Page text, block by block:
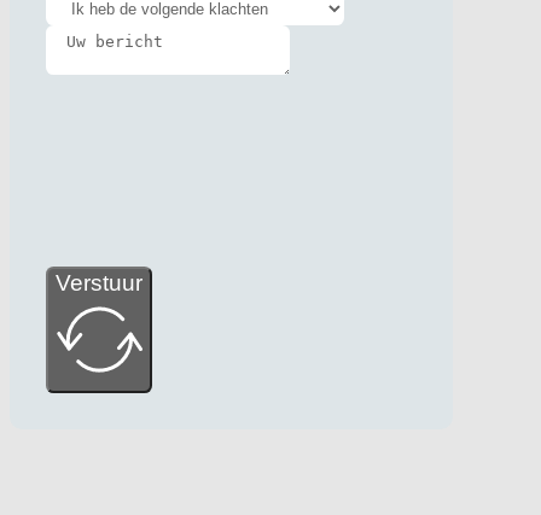
Verstuur